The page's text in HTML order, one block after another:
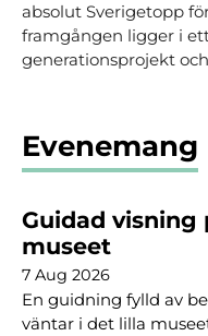
absolut Sverigetopp
framgången ligger i
generationsprojekt
Evenemang
Guidad visning
museet
7 Aug 2026
En guidning fylld av
väntar i det lilla